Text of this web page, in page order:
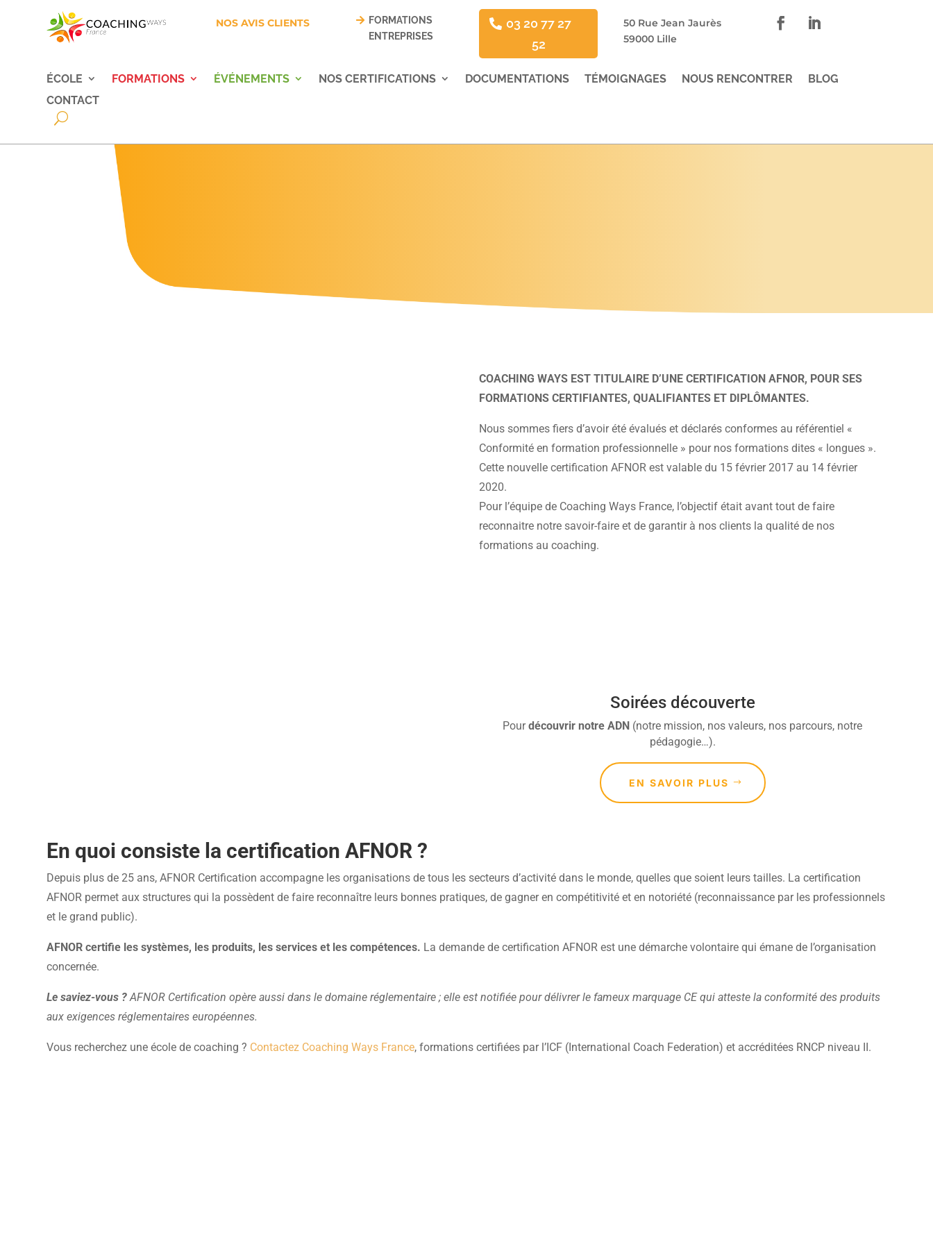
NOS AVIS CLIENTS
FORMATIONS
ENTREPRISES
03 20 77 27
52
50 Rue Jean Jaurès
59000 Lille
ÉCOLE FORMATIONS ÉVÉNEMENTS NOS CERTIFICATIONS DOCUMENTATIONS TÉMOIGNAGES NOUS RENCONTRER
BLOG
CONTACT
COACHING WAYS EST TITULAIRE D’UNE CERTIFICATION AFNOR, POUR SES
FORMATIONS CERTIFIANTES, QUALIFIANTES ET DIPLÔMANTES.
Nous sommes fiers d’avoir été évalués et déclarés conformes au référentiel «
Conformité en formation professionnelle » pour nos formations dites « longues ».
Cette nouvelle certification AFNOR est valable du 15 février 2017 au 14 février
2020.
Pour l’équipe de Coaching Ways France, l’objectif était avant tout de faire
reconnaitre notre savoir-faire et de garantir à nos clients la qualité de nos
formations au coaching.
Soirées découverte
Pourdécouvrir notre ADN (notre mission, nos valeurs, nos parcours, notre
pédagogie…).
EN SAVOIR PLUS
En quoi consiste la certification AFNOR ?
Depuis plus de 25 ans, AFNOR Certification accompagne les organisations de tous les secteurs d’activité dans le monde, quelles que soient leurs tailles. La certification
AFNOR permet aux structures qui la possèdent de faire reconnaître leurs bonnes pratiques, de gagner en compétitivité et en notoriété (reconnaissance par les professionnels
et le grand public).
AFNOR certifie les systèmes, les produits, les services et les compétences. La demande de certification AFNOR est une démarche volontaire qui émane de l’organisation
concernée.
Le saviez-vous ? AFNOR Certification opère aussi dans le domaine réglementaire ; elle est notifiée pour délivrer le fameux marquage CE qui atteste la conformité des produits
aux exigences réglementaires européennes.
Vous recherchez une école de coaching ? Contactez Coaching Ways France, formations certifiées par l’ICF (International Coach Federation) et accréditées RNCP niveau II.